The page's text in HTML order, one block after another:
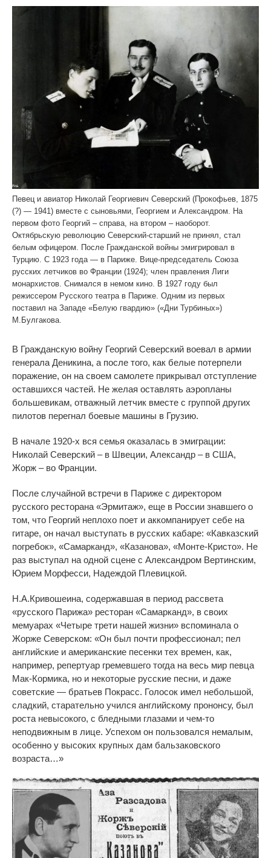
Певец и авиатор Николай Георгиевич Северский (Прокофьев, 1875
(?) — 1941) вместе с сыновьями, Георгием и Александром. На
первом фото Георгий – справа, на втором – наоборот.
Октябрьскую революцию Северский-старший не принял, стал
белым офицером. После Гражданской войны эмигрировал в
Турцию. С 1923 года — в Париже. Вице-председатель Союза
русских летчиков во Франции (1924); член правления Лиги
монархистов. Снимался в немом кино. В 1927 году был
режиссером Русского театра в Париже. Одним из первых
поставил на Западе «Белую гвардию» («Дни Турбиных»)
М.Булгакова.
В Гражданскую войну Георгий Северский воевал в армии
генерала Деникина, а после того, как белые потерпели
поражение, он на своем самолете прикрывал отступление
оставшихся частей. Не желая оставлять аэропланы
большевикам, отважный летчик вместе с группой других
пилотов перегнал боевые машины в Грузию.
В начале 1920-х вся семья оказалась в эмиграции:
Николай Северский – в Швеции, Александр – в США,
Жорж – во Франции.
После случайной встречи в Париже с директором
русского ресторана «Эрмитаж», еще в России знавшего о
том, что Георгий неплохо поет и аккомпанирует себе на
гитаре, он начал выступать в русских кабаре: «Кавказский
погребок», «Самарканд», «Казанова», «Монте-Кристо». Не
раз выступал на одной сцене с Александром Вертинским,
Юрием Морфесси, Надеждой Плевицкой.
Н.А.Кривошеина, содержавшая в период рассвета
«русского Парижа» ресторан «Самарканд», в своих
мемуарах «Четыре трети нашей жизни» вспоминала о
Жорже Северском: «Он был почти профессионал; пел
английские и американские песенки тех времен, как,
например, репертуар гремевшего тогда на весь мир певца
Мак-Кормика, но и некоторые русские песни, и даже
советские — братьев Покрасс. Голосок имел небольшой,
сладкий, старательно учился английскому прононсу, был
роста невысокого, с бледными глазами и чем-то
неподвижным в лице. Успехом он пользовался немалым,
особенно у высоких крупных дам бальзаковского
возраста…»